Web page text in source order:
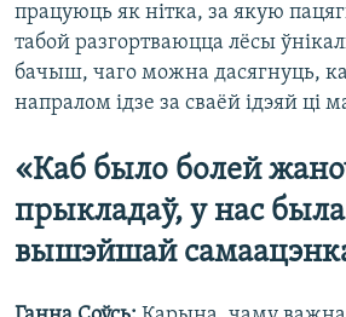
працуюць як нітка, за якую
табой разгортваюцца лёсы
бачыш, чаго можна дасягнуць,
напралом ідзе за сваёй ідэяй ці
«Каб было болей
прыкладаў, у нас
вышэйшай